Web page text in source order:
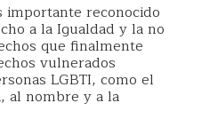
importante reconocido
a la Igualdad y la no
que finalmente
vulnerados
LGBTI, como el
al nombre y a la